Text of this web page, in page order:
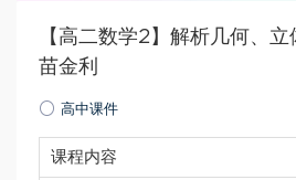
【高二数学2】解析几何、
苗金利
高中课件
课程内容